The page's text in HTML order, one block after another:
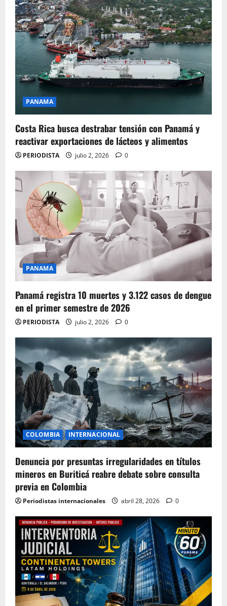
PANAMA
Costa Rica busca destrabar tensión con Panamá y
reactivar exportaciones de lácteos y alimentos
PERIODISTA julio 2, 2026 0
PANAMA
Panamá registra 10 muertes y 3.122 casos de dengue
en el primer semestre de 2026
PERIODISTA julio 2, 2026 0
COLOMBIA INTERNACIONAL
Denuncia por presuntas irregularidades en títulos
mineros en Buriticá reabre debate sobre consulta
previa en Colombia
Periodistas internacionales abril 28, 2026 0